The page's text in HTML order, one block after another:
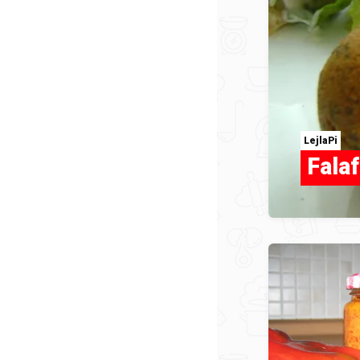
LejlaPi